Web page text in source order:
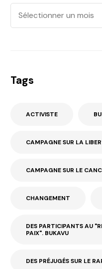
Tags
ACTIVISTE
CAMPAGNE SUR LA
CAMPAGNE SUR LE
CHANGEMENT
DES PARTICIPANTS AU
PAIX". BUKAVU
DES PRÉJUGÉS SUR LE